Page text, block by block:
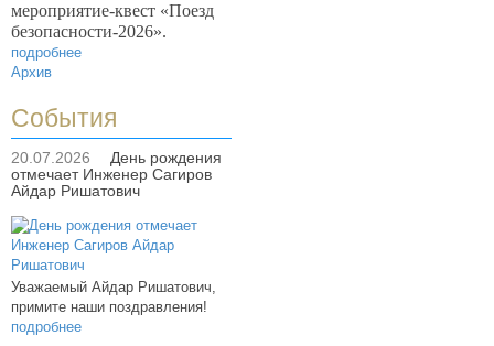
мероприятие-квест «Поезд
безопасности-2026».
подробнее
Архив
События
20.07.2026
День рождения
отмечает Инженер Сагиров
Айдар Ришатович
Уважаемый Айдар Ришатович,
примите наши поздравления!
подробнее